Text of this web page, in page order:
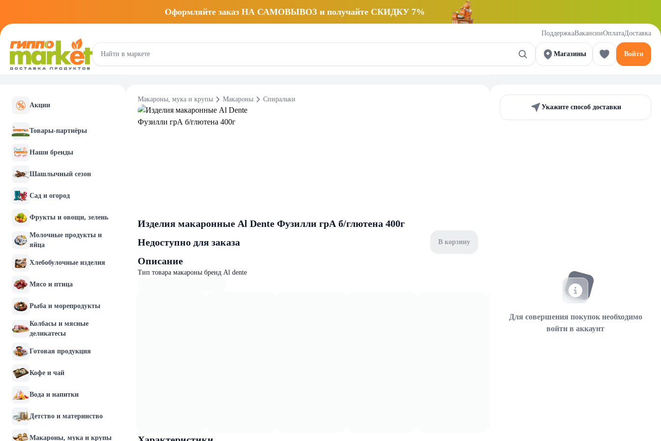
Оформляйте заказ НА САМОВЫВОЗ и получайте СКИДКУ 7%
ПоддержкаВакансииОплатаДоставка
Магазины Войти
Акции
Товары-партнёры
Наши бренды
Шашлычный сезон
Сад и огород
Фрукты и овощи, зелень
Молочные продукты и
яйца
Хлебобулочные изделия
Мясо и птица
Рыба и морепродукты
Колбасы и мясные
деликатесы
Готовая продукция
Кофе и чай
Вода и напитки
Детство и материнство
Макароны, мука и крупы
Макароны, мука и крупы Макароны Спиральки
Изделия макаронные Al Dente Фузилли грА б/глютена 400г
Недоступно для заказа
В корзину
Описание
Тип товара макароны бренд Al dente
Укажите способ доставки
Для совершения покупок необходимо
войти в аккаунт